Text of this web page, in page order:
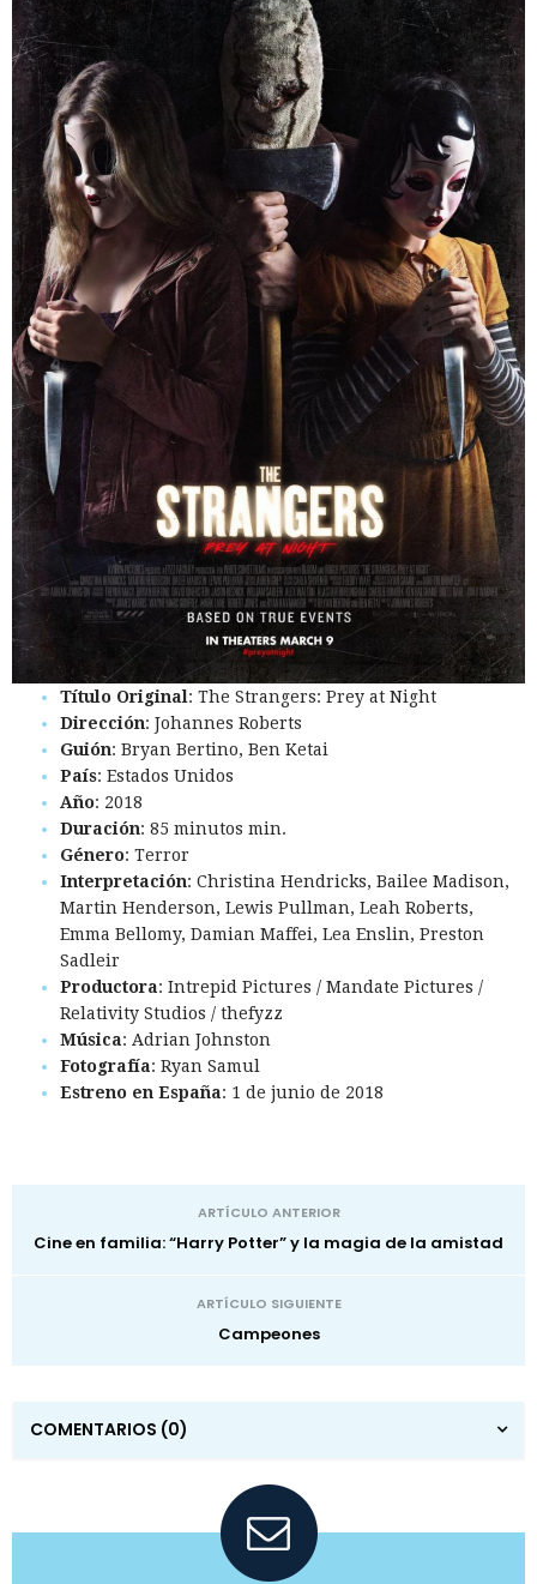
Título Original: The Strangers: Prey at Night
Dirección: Johannes Roberts
Guión: Bryan Bertino, Ben Ketai
País: Estados Unidos
Año: 2018
Duración: 85 minutos min.
Género: Terror
Interpretación: Christina Hendricks, Bailee Madison,
Martin Henderson, Lewis Pullman, Leah Roberts,
Emma Bellomy, Damian Maffei, Lea Enslin, Preston
Sadleir
Productora: Intrepid Pictures / Mandate Pictures /
Relativity Studios / thefyzz
Música: Adrian Johnston
Fotografía: Ryan Samul
Estreno en España: 1 de junio de 2018
ARTÍCULO ANTERIOR
Cine en familia: “Harry Potter” y la magia de la amistad
ARTÍCULO SIGUIENTE
Campeones
COMENTARIOS (0)